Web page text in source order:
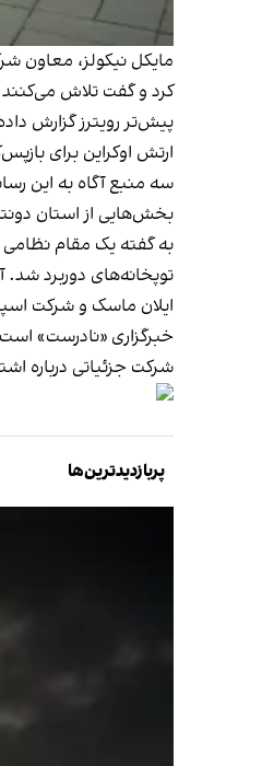
مایکل نیکولز، معاون
کرد و گفت تلاش می‌کنند
ارتش اوکراین برای
سه منبع آگاه به این
بخش‌هایی از استان
به گفته یک مقام نظامی
توپخانه‌های دوربرد
ایلان ماسک و شرکت
خبرگزاری «نادرست»
شرکت جزئیاتی درباره
پربازدیدترین‌ها